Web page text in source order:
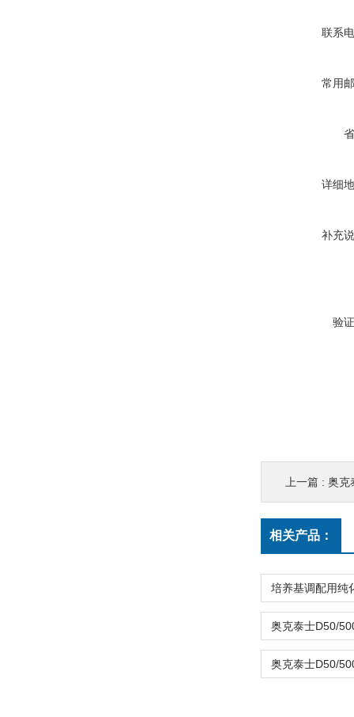
联系
常用
详细
补充
验
上一篇 : 奥克
相关产品：